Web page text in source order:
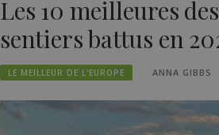
Les 10 meilleures
sentiers battus en
LE MEILLEUR DE L'EUROPE ANNA GIBBS